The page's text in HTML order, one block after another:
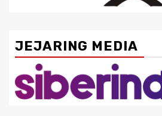
JEJARING MEDIA